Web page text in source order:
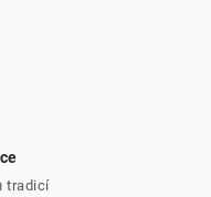
tradicí